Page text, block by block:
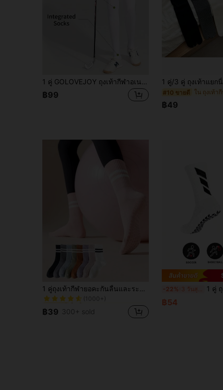
1 คู่ GOLOVEJOY ถุงเท้ากีฬาอเนกประสงค์เรียบง่ายสำหรับผู้หญิง, เหมาะสำหรับออกกำลังกายในร่ม, กอล์ฟกลางแจ้ง, ปั่นจักรยาน, กันลื่น
฿99 #10 ขายดี ใน ถุงเท้า
฿49
1 คู่ถุงเท้ากีฬายอคะกันลื่นและระบายอากาศได้ ถุงเท้ากลางแข้งลายขวางสีซิลิโคนกันลื่นอย่างง่ายดายเหมาะสำหรับฟิตเนสในร่ม ยิม กีฬากลางแจ้ง โยคะ เต้น พิลาทิส ฟิตเนสในร่มดูดซับแรงกระแทก
(1000+)
#1 ขายดี
#1 ขายดี
#1 ขายดี
ใน โยคะและพิลาทิส ถุงเท้ากีฬา
฿39 300+ sold
-22% 3 วันสุดท้าย 1 คู่ ถุงเท้าฟุตบอลสำ
฿54